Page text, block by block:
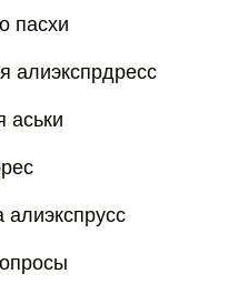
пасхи
алиэкспрдресс
аськи
алиэкспрусс